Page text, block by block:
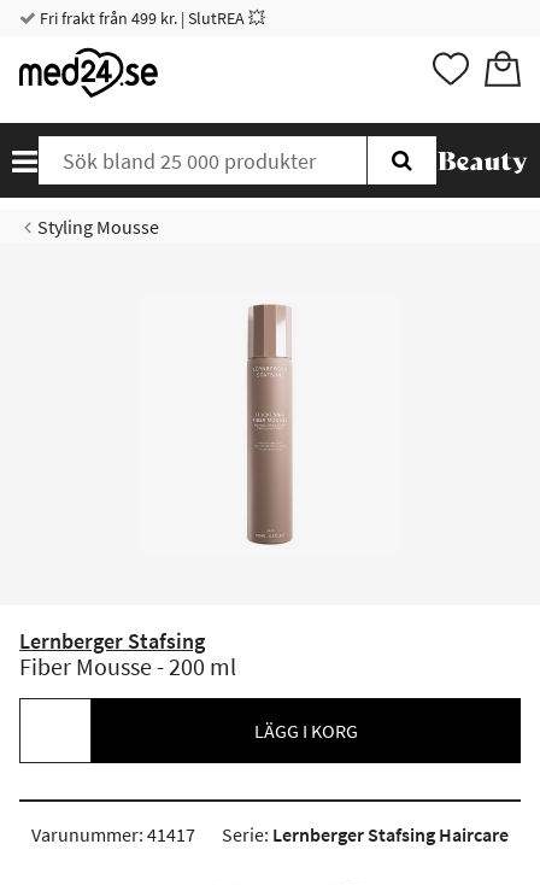
Fri frakt från 499 kr. | SlutREA 💥
Styling Mousse
Lernberger Stafsing
Fiber Mousse - 200 ml
LÄGG I KORG
Varunummer: 41417 Serie: Lernberger Stafsing Haircare